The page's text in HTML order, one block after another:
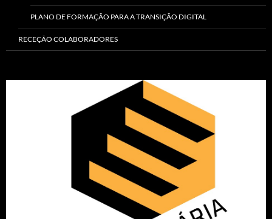
PLANO DE FORMAÇÃO PARA A TRANSIÇÃO DIGITAL
RECEÇÃO COLABORADORES